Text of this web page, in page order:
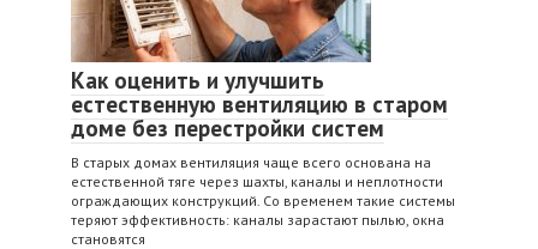
Как оценить и улучшить
естественную вентиляцию в старом
доме без перестройки систем
В старых домах вентиляция чаще всего основана на
естественной тяге через шахты, каналы и неплотности
ограждающих конструкций. Со временем такие системы
теряют эффективность: каналы зарастают пылью, окна
становятся